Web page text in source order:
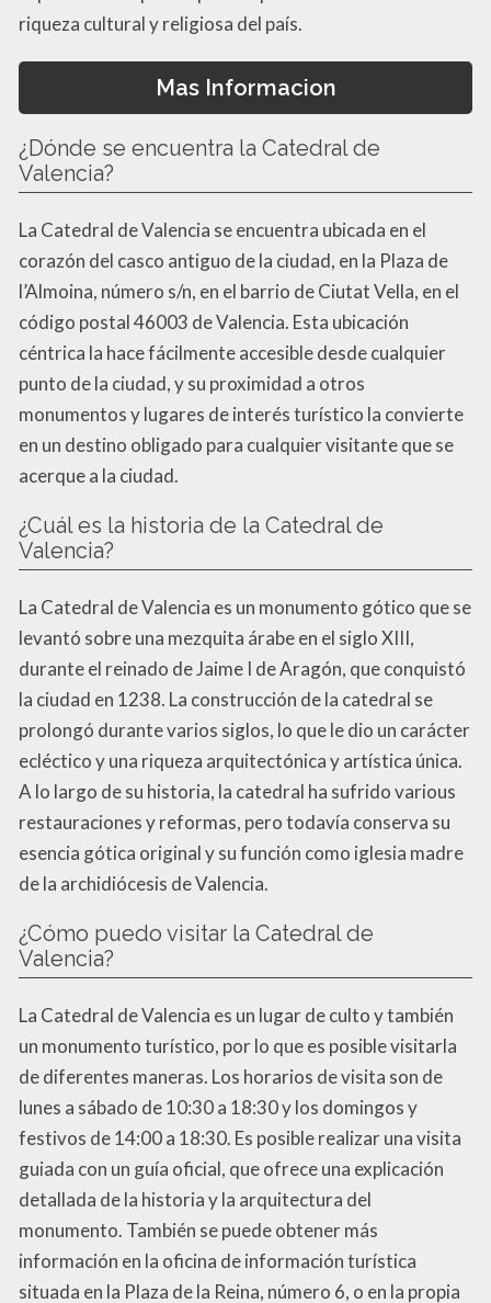
riqueza cultural y religiosa del país.
Mas Informacion
¿Dónde se encuentra la Catedral de
Valencia?
La Catedral de Valencia se encuentra ubicada en el
corazón del casco antiguo de la ciudad, en la Plaza de
l’Almoina, número s/n, en el barrio de Ciutat Vella, en el
código postal 46003 de Valencia. Esta ubicación
céntrica la hace fácilmente accesible desde cualquier
punto de la ciudad, y su proximidad a otros
monumentos y lugares de interés turístico la convierte
en un destino obligado para cualquier visitante que se
acerque a la ciudad.
¿Cuál es la historia de la Catedral de
Valencia?
La Catedral de Valencia es un monumento gótico que se
levantó sobre una mezquita árabe en el siglo XIII,
durante el reinado de Jaime I de Aragón, que conquistó
la ciudad en 1238. La construcción de la catedral se
prolongó durante varios siglos, lo que le dio un carácter
ecléctico y una riqueza arquitectónica y artística única.
A lo largo de su historia, la catedral ha sufrido various
restauraciones y reformas, pero todavía conserva su
esencia gótica original y su función como iglesia madre
de la archidiócesis de Valencia.
¿Cómo puedo visitar la Catedral de
Valencia?
La Catedral de Valencia es un lugar de culto y también
un monumento turístico, por lo que es posible visitarla
de diferentes maneras. Los horarios de visita son de
lunes a sábado de 10:30 a 18:30 y los domingos y
festivos de 14:00 a 18:30. Es posible realizar una visita
guiada con un guía oficial, que ofrece una explicación
detallada de la historia y la arquitectura del
monumento. También se puede obtener más
información en la oficina de información turística
situada en la Plaza de la Reina, número 6, o en la propia